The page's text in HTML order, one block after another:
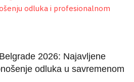
2026: Najavljene
odluka u savremenom